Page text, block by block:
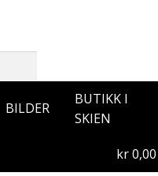
BILDER
BUTIKK I
SKIEN
kr0,00